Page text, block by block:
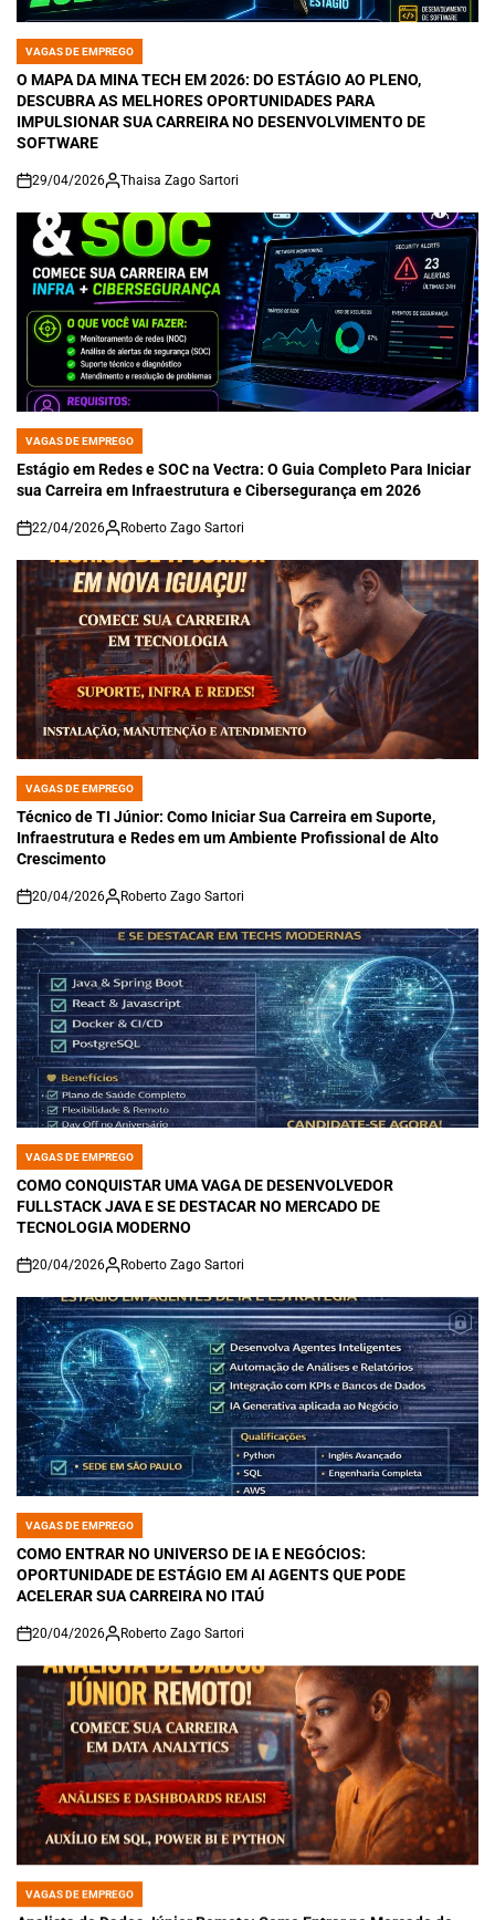
POSTED
IN
VAGAS DE EMPREGO
O MAPA DA MINA TECH EM 2026: DO ESTÁGIO AO PLENO,
DESCUBRA AS MELHORES OPORTUNIDADES PARA
IMPULSIONAR SUA CARREIRA NO DESENVOLVIMENTO DE
SOFTWARE
on
29/04/2026 Thaisa Zago Sartori
POSTED
IN
VAGAS DE EMPREGO
Estágio em Redes e SOC na Vectra: O Guia Completo Para Iniciar
sua Carreira em Infraestrutura e Cibersegurança em 2026
on
22/04/2026 Roberto Zago Sartori
POSTED
IN
VAGAS DE EMPREGO
Técnico de TI Júnior: Como Iniciar Sua Carreira em Suporte,
Infraestrutura e Redes em um Ambiente Profissional de Alto
Crescimento
on
20/04/2026 Roberto Zago Sartori
POSTED
IN
VAGAS DE EMPREGO
COMO CONQUISTAR UMA VAGA DE DESENVOLVEDOR
FULLSTACK JAVA E SE DESTACAR NO MERCADO DE
TECNOLOGIA MODERNO
on
20/04/2026 Roberto Zago Sartori
POSTED
IN
VAGAS DE EMPREGO
COMO ENTRAR NO UNIVERSO DE IA E NEGÓCIOS:
OPORTUNIDADE DE ESTÁGIO EM AI AGENTS QUE PODE
ACELERAR SUA CARREIRA NO ITAÚ
on
20/04/2026 Roberto Zago Sartori
POSTED
IN
VAGAS DE EMPREGO